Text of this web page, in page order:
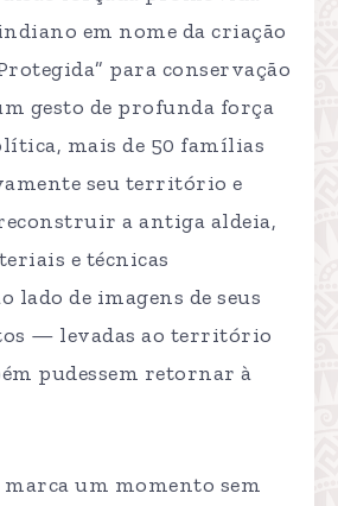
em nome da criação
para conservação
gesto de profunda força
mais de 50 famílias
seu território e
a antiga aldeia,
e técnicas
lado de imagens de seus
— levadas ao território
pudessem retornar à
um momento sem